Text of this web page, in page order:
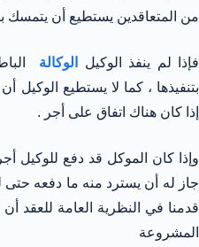
من المتعاقدين يستطيع أن يتمسك
فإذا لم ينفذ الوكيل الوكالة
بتنفيذها ، كما لا يستطيع الوكيل
إذا كان هناك اتفاق على أجر .
وإذا كان الموكل قد دفع للوكيل
جاز له أن يسترد منه ما دفعه
قدمنا في النظرية العامة للعقد
المشروعة